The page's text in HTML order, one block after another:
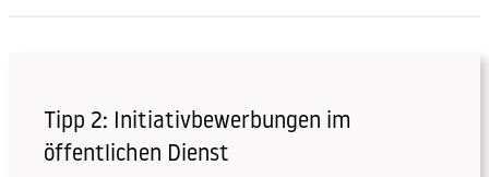
Tipp 2: Initiativbewerbungen im
öffentlichen Dienst